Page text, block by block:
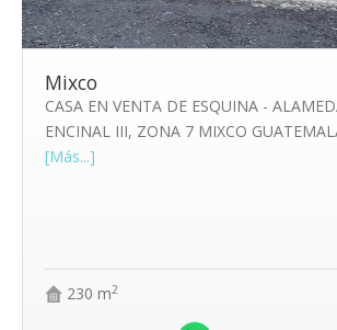
Mixco
CASA EN VENTA DE ESQUINA -
ENCINAL III, ZONA 7 MIXCO
[Más...]
230 m2